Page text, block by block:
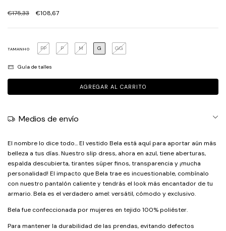
€175,33 €108,67
TAMANHO PP P M G GG
Guía de talles
Medios de envío
El nombre lo dice todo... El vestido Bela está aquí para aportar aún más
belleza a tus días. Nuestro slip dress, ahora en azul, tiene aberturas,
espalda descubierta, tirantes súper finos, transparencia y ¡mucha
personalidad! El impacto que Bela trae es incuestionable, combínalo
con nuestro pantalón caliente y tendrás el look más encantador de tu
armario. Bela es el verdadero amel: versátil, cómodo y exclusivo.
Bela fue confeccionada por mujeres en tejido 100% poliéster.
Para mantener la durabilidad de las prendas, evitando defectos